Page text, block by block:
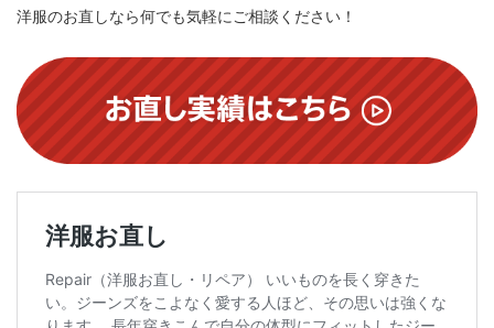
洋服のお直しなら何でも気軽にご相談ください！